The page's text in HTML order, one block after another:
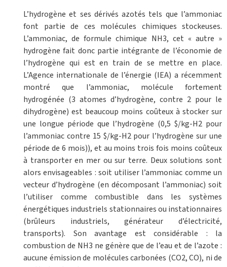
L’hydrogène et ses dérivés azotés tels que l’ammoniac
font partie de ces molécules chimiques stockeuses.
L’ammoniac, de formule chimique NH3, cet « autre »
hydrogène fait donc partie intégrante de l’économie de
l’hydrogène qui est en train de se mettre en place.
L’Agence internationale de l’énergie (IEA) a récemment
montré que l’ammoniac, molécule fortement
hydrogénée (3 atomes d’hydrogène, contre 2 pour le
dihydrogène) est beaucoup moins coûteux à stocker sur
une longue période que l’hydrogène (0,5 $/kg-H2 pour
l’ammoniac contre 15 $/kg-H2 pour l’hydrogène sur une
période de 6 mois)), et au moins trois fois moins coûteux
à transporter en mer ou sur terre. Deux solutions sont
alors envisageables : soit utiliser l’ammoniac comme un
vecteur d’hydrogène (en décomposant l’ammoniac) soit
l’utiliser comme combustible dans les systèmes
énergétiques industriels stationnaires ou instationnaires
(brûleurs industriels, générateur d’électricité,
transports). Son avantage est considérable : la
combustion de NH3 ne génère que de l’eau et de l’azote :
aucune émission de molécules carbonées (CO2, CO), ni de